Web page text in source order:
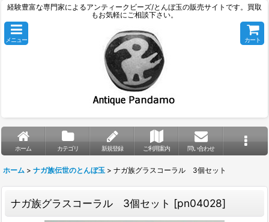
経験豊富な専門家によるアンティークビーズ/とんぼ玉の販売サイトです。買取
もお気軽にご相談下さい。
メニュー カート
ホーム カテゴリ 新規登録 ご利用案内 問い合わせ
ホーム > ナガ族伝世のとんぼ玉 > ナガ族グラスコーラル 3個セット
ナガ族グラスコーラル 3個セット [pn04028]